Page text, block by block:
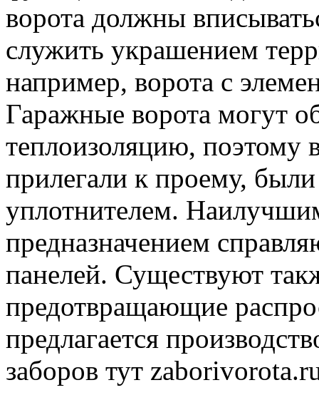
ворота должны
служить украшением
например, ворота с
Гаражные ворота могут
теплоизоляцию, поэтому
прилегали к проему,
уплотнителем.
предназначением
панелей. Существуют
предотвращающие
предлагается
заборов тут